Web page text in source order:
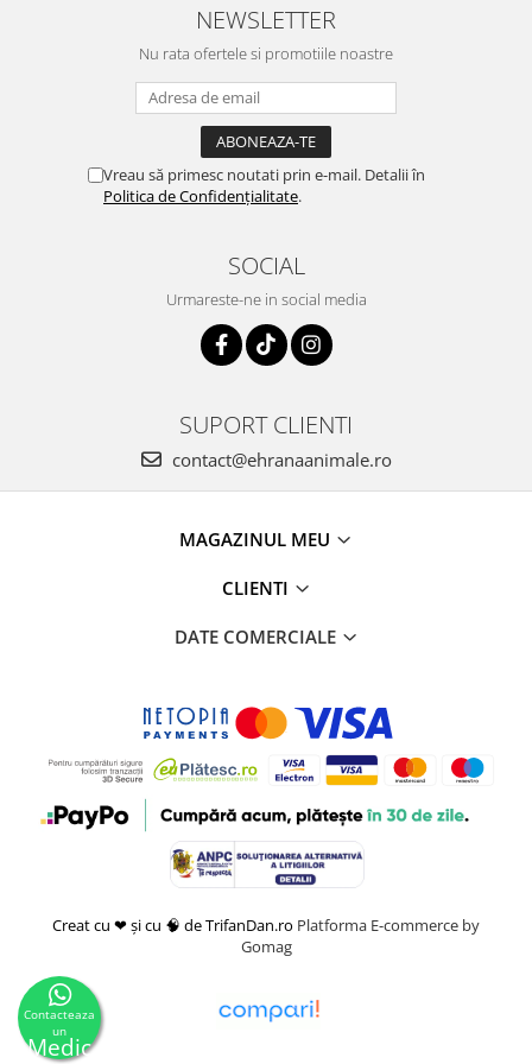
NEWSLETTER
Nu rata ofertele si promotiile noastre
Vreau să primesc noutati prin e-mail. Detalii în
Politica de Confidențialitate.
SOCIAL
Urmareste-ne in social media
SUPORT CLIENTI
contact@ehranaanimale.ro
MAGAZINUL MEU
CLIENTI
DATE COMERCIALE
Creat cu ❤ și cu 🧠 de TrifanDan.ro Platforma E-commerce by
Gomag
Contacteaza
un
Medic